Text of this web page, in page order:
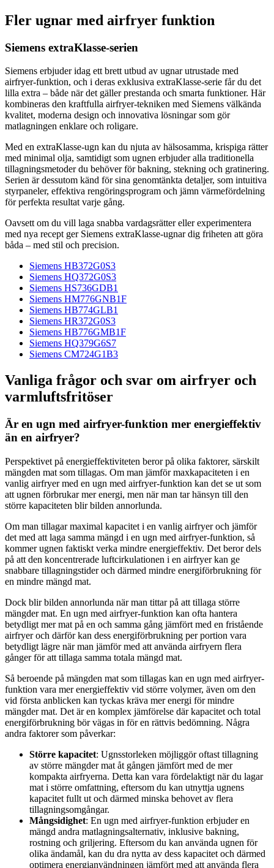
Fler ugnar med airfryer funktion
Siemens extraKlasse-serien
Siemens erbjuder idag ett brett utbud av ugnar utrustade med
airfryer-funktion, och i deras exklusiva extraKlasse-serie får du det
lilla extra – både när det gäller prestanda och smarta funktioner. Här
kombineras den kraftfulla airfryer-tekniken med Siemens välkända
kvalitet, moderna design och innovativa lösningar som gör
matlagningen enklare och roligare.
Med en extraKlasse-ugn kan du njuta av hälsosamma, krispiga rätter
med minimal olja, samtidigt som ugnen erbjuder alla traditionella
tillagningsmetoder du behöver för bakning, stekning och gratinering.
Serien är dessutom känd för sina genomtänkta detaljer, som intuitiva
styrpaneler, effektiva rengöringsprogram och jämn värmefördelning
för perfekta resultat varje gång.
Oavsett om du vill laga snabba vardagsrätter eller experimentera
med nya recept ger Siemens extraKlasse-ugnar dig friheten att göra
båda – med stil och precision.
Siemens HB372G0S3
Siemens HQ372G0S3
Siemens HS736GDB1
Siemens HM776GNB1F
Siemens HB774GLB1
Siemens HR372G0S3
Siemens HB776GMB1F
Siemens HQ379G6S7
Siemens CM724G1B3
Vanliga frågor och svar om airfryer och
varmluftsfritöser
Är en ugn med airfryer-funktion mer energieffektiv
än en airfryer?
Perspektivet på energieffektiviteten beror på olika faktorer, särskilt
mängden mat som tillagas. Om man jämför maxkapaciteten i en
vanlig airfryer med en ugn med airfryer-funktion kan det se ut som
att ugnen förbrukar mer energi, men när man tar hänsyn till den
större kapaciteten blir bilden annorlunda.
Om man tillagar maximal kapacitet i en vanlig airfryer och jämför
det med att laga samma mängd i en ugn med airfryer-funktion, så
kommer ugnen faktiskt verka mindre energieffektiv. Det beror dels
på att den koncentrerade luftcirkulationen i en airfryer kan ge
snabbare tillagningstider och därmed mindre energiförbrukning för
en mindre mängd mat.
Dock blir bilden annorlunda när man tittar på att tillaga större
mängder mat. En ugn med airfryer-funktion kan ofta hantera
betydligt mer mat på en och samma gång jämfört med en fristående
airfryer och därför kan dess energiförbrukning per portion vara
betydligt lägre när man jämför med att använda airfryern flera
gånger för att tillaga samma totala mängd mat.
Så beroende på mängden mat som tillagas kan en ugn med airfryer-
funktion vara mer energieffektiv vid större volymer, även om den
vid första anblicken kan tyckas kräva mer energi för mindre
mängder mat. Det är en komplex jämförelse där kapacitet och total
energiförbrukning bör vägas in för en rättvis bedömning. Några
andra faktorer som påverkar:
Större kapacitet: Ugnsstorleken möjliggör oftast tillagning
av större mängder mat åt gången jämfört med de mer
kompakta airfryerna. Detta kan vara fördelaktigt när du lagar
mat i större omfattning, eftersom du kan utnyttja ugnens
kapacitet fullt ut och därmed minska behovet av flera
tillagningsomgångar.
Mångsidighet: En ugn med airfryer-funktion erbjuder en
mängd andra matlagningsalternativ, inklusive bakning,
rostning och griljering. Eftersom du kan använda ugnen för
olika ändamål, kan du dra nytta av dess kapacitet och därmed
optimera energianvändningen jämfört med att använda flera